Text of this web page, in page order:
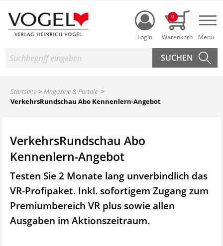
Login
0
Suche
Startseite
Magazine & Portale
VerkehrsRundschau Abo Kennenlern-Angebot
VerkehrsRundschau Abo
Kennenlern-Angebot
Testen Sie 2 Monate lang unverbindlich das
VR-Profipaket. Inkl. sofortigem Zugang zum
Premiumbereich VR plus sowie allen
Ausgaben im Aktionszeitraum.